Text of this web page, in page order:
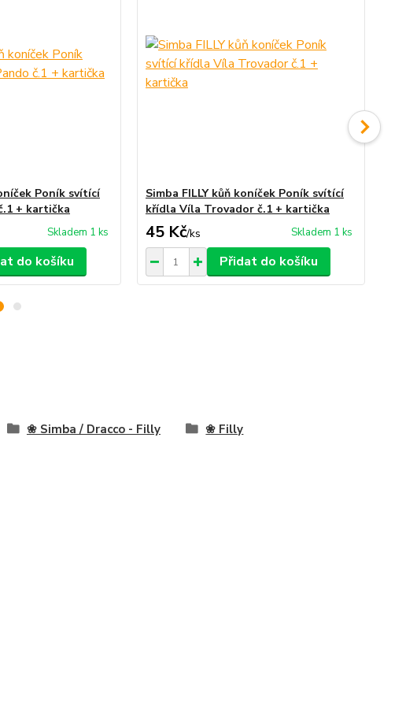
Poník svítící
+ kartička
Skladem 1 ks
do košíku
Simba FILLY kůň koníček Poník svítící
křídla Víla Trovador č.1 + kartička
45 Kč/ks Skladem 1 ks
Přidat do košíku
❀ Simba / Dracco - Filly
❀ Filly